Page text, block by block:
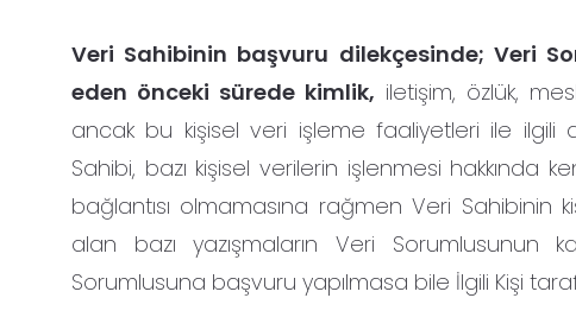
Veri Sahibinin başvuru dilekçesinde; Veri
eden önceki sürede kimlik, iletişim, özlük,
ancak bu kişisel veri işleme faaliyetleri ile ilgili
Sahibi, bazı kişisel verilerin işlenmesi hakkında
bağlantısı olmamasına rağmen Veri
alan bazı yazışmaların Veri Sorumlusunun
Sorumlusuna başvuru yapılmasa bile İlgili Kişi